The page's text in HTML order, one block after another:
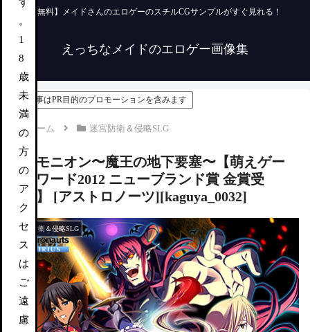
。
1
8
歳
未
満
の
方
の
ア
ク
セ
ス
は
ご
遠
慮
【無料】メイドさんのエロゲーのスチルCGサンプルがすぐ見れる！
えっちなメイドのエロゲー画像集
この記事はPR目的のプロモーションを含みます
ホーム 迷宮防衛＆侵略SLG
デモニオン〜魔王の地下要塞〜【萌えゲー
アワード2012 ニューブランド賞 金賞受
賞】 [アストロノーツ][kaguya_0032]
迷宮防衛＆侵略SLG